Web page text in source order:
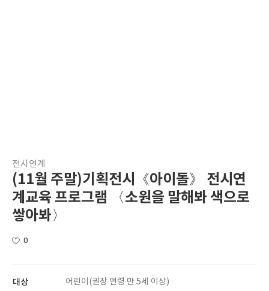
전시연계
(11월 주말)기획전시《아이돌》 전시연
계교육 프로그램 〈소원을 말해봐 색으로
쌓아봐〉
0
대상 어린이(권장 연령 만 5세 이상)